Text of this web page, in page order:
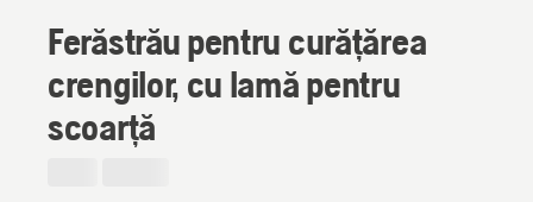
Ferăstrău pentru curățărea
crengilor, cu lamă pentru
scoarță